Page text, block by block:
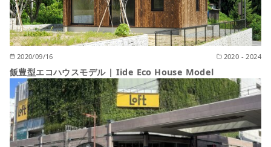
2020/09/16 2020 - 2024
飯豊型エコハウスモデル | Iide Eco House Model